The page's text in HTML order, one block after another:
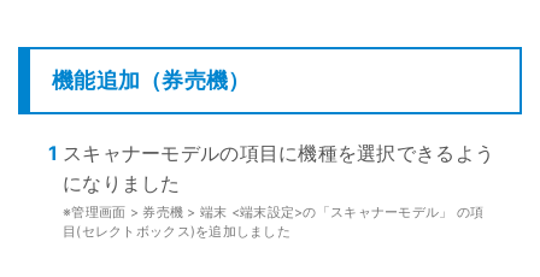
機能追加（券売機）
1 スキャナーモデルの項目に機種を選択できるよう
になりました
※管理画面 > 券売機 > 端末 <端末設定>の「スキャナーモデル」 の項
目(セレクトボックス)を追加しました